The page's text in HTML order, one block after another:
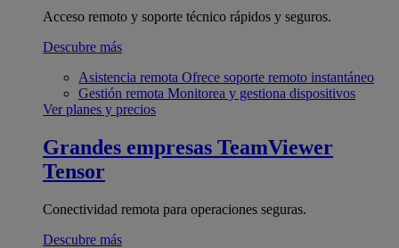
Acceso remoto y soporte técnico rápidos y seguros.
Descubre más
Asistencia remota Ofrece soporte remoto instantáneo
Gestión remota Monitorea y gestiona dispositivos
Ver planes y precios
Grandes empresas TeamViewer
Tensor
Conectividad remota para operaciones seguras.
Descubre más